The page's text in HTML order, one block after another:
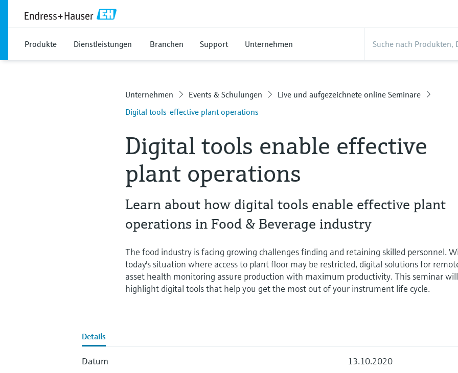
Produkte Dienstleistungen Branchen Support Unternehmen
Unternehmen Events & Schulungen
Live und aufgezeichnete online Seminare
Digital tools-effective plant operations
Digital tools enable effective
plant operations
Learn about how digital tools enable effective plant
operations in Food & Beverage industry
The food industry is facing growing challenges finding and retaining skilled personnel.
today's situation where access to plant floor may be restricted, digital solutions for
asset health monitoring assure production with maximum productivity. This seminar will
highlight digital tools that help you get the most out of your instrument life cycle.
Details
Datum 13.10.2020